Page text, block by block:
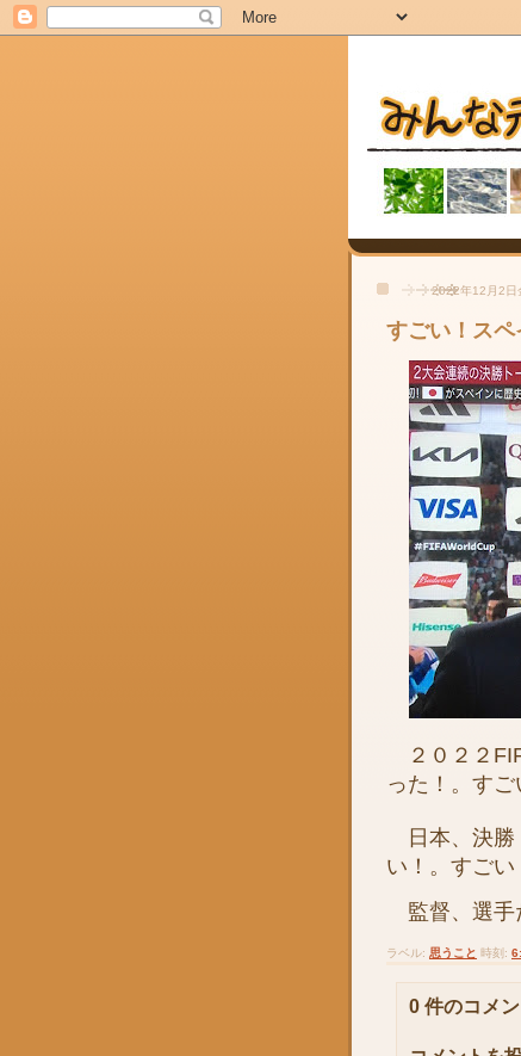
2022年12月2日
すごい！スペ
２０２２
った！。すご
日本、決勝
い！。すごい
監督、選手
ラベル: 思うこと 時刻:
0 件のコメ